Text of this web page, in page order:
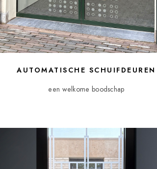
AUTOMATISCHE SCHUIFDEUREN
een welkome boodschap